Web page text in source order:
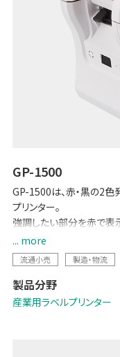
GP-1500
GP-1500は、赤・黒の2
プリンター。
強調したい部分を赤で表
ル発行が可能です。
タッチパネルやマウス、キ
式のラベル交換、好みの長
30mm～165mmの範囲
す。
... more
流通小売 製造・物流
製品分野
産業用ラベルプリンター